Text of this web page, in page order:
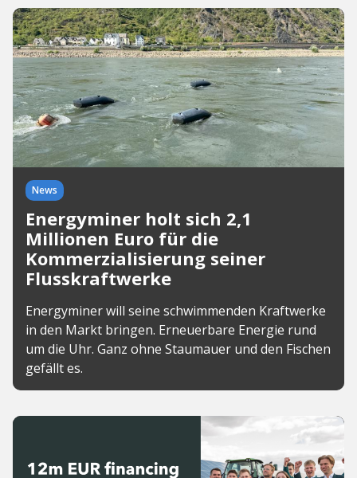
News
Energyminer holt sich 2,1
Millionen Euro für die
Kommerzialisierung seiner
Flusskraftwerke
Energyminer will seine schwimmenden Kraftwerke
in den Markt bringen. Erneuerbare Energie rund
um die Uhr. Ganz ohne Staumauer und den Fischen
gefällt es.